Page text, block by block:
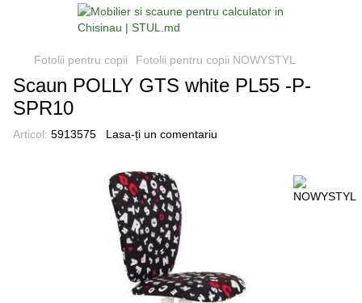
Fotolii pentru copii Fotolii pentru copii NOWYSTYL
Scaun POLLY GTS white PL55 -P-
SPR10
Articol: 5913575 Lasa-ți un comentariu